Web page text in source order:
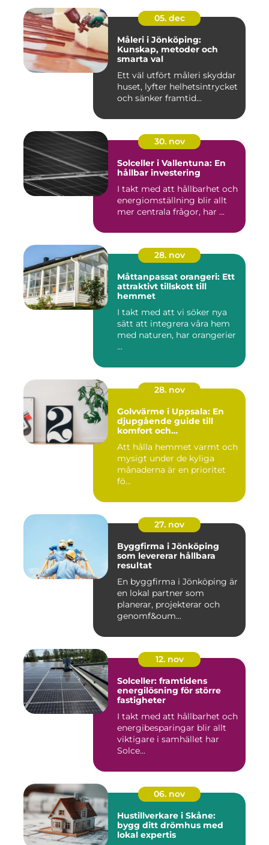
05. dec
Måleri i Jönköping:
Kunskap, metoder och
smarta val
Ett väl utfört måleri skyddar
huset, lyfter helhetsintrycket
och sänker framtid...
30. nov
Solceller i Vallentuna: En
hållbar investering
I takt med att hållbarhet och
energiomställning blir allt
mer centrala frågor, har ...
28. nov
Måttanpassat orangeri: Ett
attraktivt tillskott till
hemmet
I takt med att vi söker nya
sätt att integrera våra hem
med naturen, har orangerier
...
28. nov
Golvvärme i Uppsala: En
djupgående guide till
komfort och
Att hålla hemmet varmt och
mysigt under de kyliga
månaderna är en prioritet
fö...
27. nov
Byggfirma i Jönköping
som levererar hållbara
resultat
En byggfirma i Jönköping är
en lokal partner som
planerar, projekterar och
genomf&oum...
12. nov
Solceller: framtidens
energilösning för större
fastigheter
I takt med att hållbarhet och
energibesparingar blir allt
viktigare i samhället har
Solce...
06. nov
Hustillverkare i Skåne:
bygg ditt drömhus med
lokal expertis